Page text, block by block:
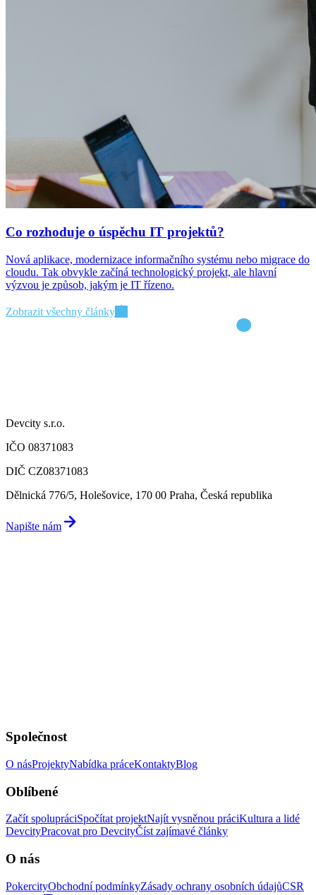
Co rozhoduje o úspěchu IT projektů?
Nová aplikace, modernizace informačního systému nebo migrace do
cloudu. Tak obvykle začíná technologický projekt, ale hlavní
výzvou je způsob, jakým je IT řízeno.
Zobrazit všechny články
Devcity s.r.o.
IČO 08371083
DIČ CZ08371083
Dělnická 776/5, Holešovice, 170 00 Praha, Česká republika
Napište nám
Společnost
O násProjektyNabídka práceKontaktyBlog
Oblíbené
Začít spolupráciSpočítat projektNajít vysněnou práciKultura a lidé
DevcityPracovat pro DevcityČíst zajímavé články
O nás
PokercityObchodní podmínkyZásady ochrany osobních údajůCSR